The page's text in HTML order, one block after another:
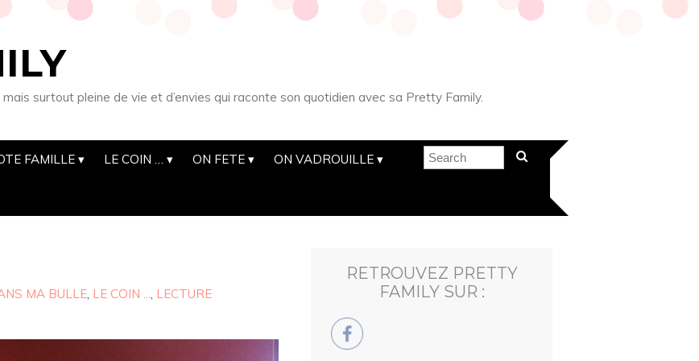
surtout pleine de vie et d’envies qui raconte son quotidien avec sa Pretty Family.
FAMILLE LE COIN … ON FETE ON VADROUILLE
MA BULLE, LE COIN ..., LECTURE
RETROUVEZ PRETTY
FAMILY SUR :